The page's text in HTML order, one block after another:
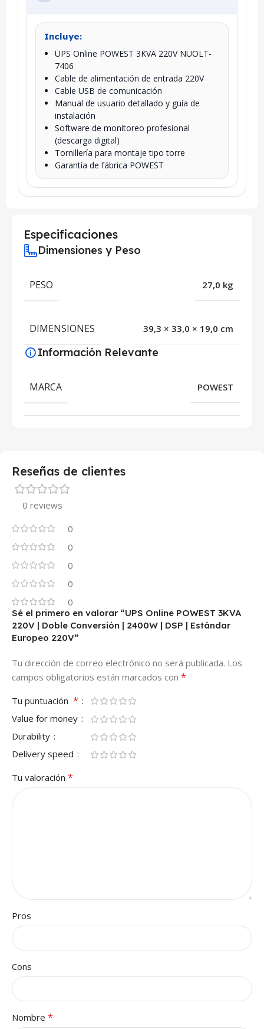
Incluye:
UPS Online POWEST 3KVA 220V NUOLT-
7406
Cable de alimentación de entrada 220V
Cable USB de comunicación
Manual de usuario detallado y guía de
instalación
Software de monitoreo profesional
(descarga digital)
Tornillería para montaje tipo torre
Garantía de fábrica POWEST
Especificaciones
Dimensiones y Peso
PESO 27,0 kg
DIMENSIONES 39,3 × 33,0 × 19,0 cm
Información Relevante
MARCA POWEST
Reseñas de clientes
0 reviews
0
0
0
0
0
Sé el primero en valorar “UPS Online POWEST 3KVA
220V | Doble Conversión | 2400W | DSP | Estándar
Europeo 220V”
Tu dirección de correo electrónico no será publicada. Los
campos obligatorios están marcados con *
Tu puntuación *
Value for money
Durability
Delivery speed
Tu valoración *
Pros
Cons
Nombre *